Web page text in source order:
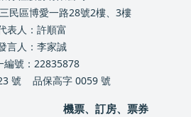
民區博愛一路28號2樓、3樓
表人：許順富
言人：李家誠
編號：22835878
號
品保高字 0059 號
機票、訂房、票券